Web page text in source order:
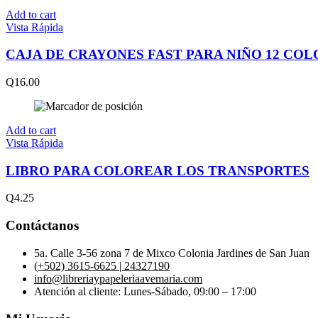
Add to cart
Vista Rápida
CAJA DE CRAYONES FAST PARA NIÑO 12
Q16.00
Add to cart
Vista Rápida
LIBRO PARA COLOREAR LOS TRANSPORTES
Q4.25
Contáctanos
5a. Calle 3-56 zona 7 de Mixco Colonia Jardines de San Juan
(+502) 3615-6625 | 24327190
info@libreriaypapeleriaavemaria.com
Atención al cliente: Lunes-Sábado, 09:00 – 17:00